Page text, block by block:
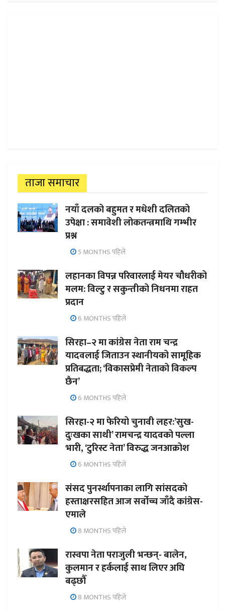
ताजा समाचार
नयाँ दलको बहुमत र मधेशी दलितको
उपेक्षा : समावेशी लोकतन्त्रमाथि गम्भीर
प्रश्न
5 MONTHS पहिले
लहानका विपन्न परिवारलाई मेयर चौधरीको
मलम: विल्टु र सकुन्तीको निधनमा राहत
प्रदान
6 MONTHS पहिले
सिरहा–२ मा कांग्रेस नेता राम चन्द्र
यादवलाई जिताउन स्थानीयको सामूहिक
प्रतिबद्धता; ‘विकासप्रेमी नेताको विकल्प
छैन’
6 MONTHS पहिले
सिरहा-२ मा फेरियो चुनावी लहर:’सुख-
दुःखका साथी’ रामचन्द्र यादवको पल्ला
भारी, ‘टुरिस्ट नेता’ विरुद्ध जनआक्रोश
6 MONTHS पहिले
संसद पुनर्स्थापनाका लागि सांसदको
हस्ताक्षरसहित आज सर्वोच्च जाँदै कांग्रेस-
एमाले
8 MONTHS पहिले
रास्वपा नेता पराजुली भन्छन्- बालेन,
कुलमान र हर्कलाई साथ लिएर अघि
बढ्छौँ
8 MONTHS पहिले